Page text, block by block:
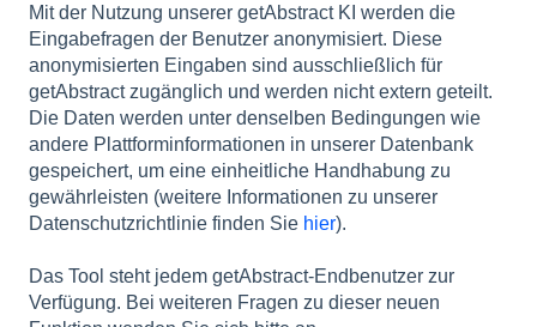
Mit der Nutzung unserer getAbstract KI werden die
Eingabefragen der Benutzer anonymisiert. Diese
anonymisierten Eingaben sind ausschließlich für
getAbstract zugänglich und werden nicht extern geteilt.
Die Daten werden unter denselben Bedingungen wie
andere Plattforminformationen in unserer Datenbank
gespeichert, um eine einheitliche Handhabung zu
gewährleisten (weitere Informationen zu unserer
Datenschutzrichtlinie finden Sie hier).
Das Tool steht jedem getAbstract-Endbenutzer zur
Verfügung. Bei weiteren Fragen zu dieser neuen